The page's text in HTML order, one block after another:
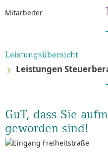
Mitarbeiter
Leistungsübersicht
Leistungen
GuT, dass Sie
geworden sind!